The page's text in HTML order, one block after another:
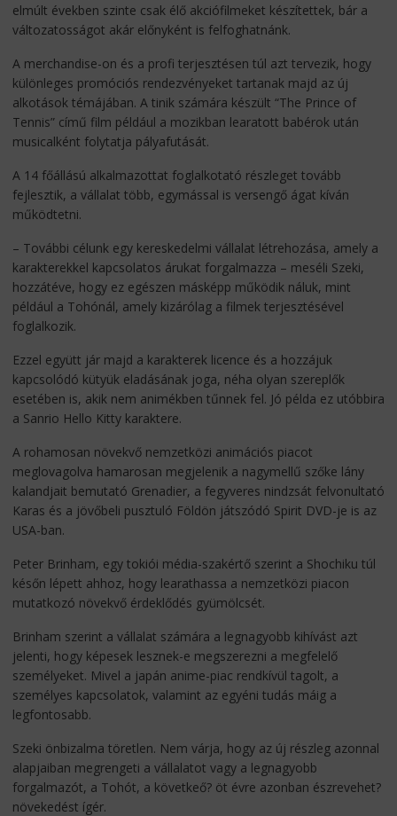
elmúlt években szinte csak élő akciófilmeket készítettek, bár a
változatosságot akár előnyként is felfoghatnánk.
A merchandise-on és a profi terjesztésen túl azt tervezik, hogy
különleges promóciós rendezvényeket tartanak majd az új
alkotások témájában. A tinik számára készült “The Prince of
Tennis” című film például a mozikban learatott babérok után
musicalként folytatja pályafutását.
A 14 főállású alkalmazottat foglalkotató részleget tovább
fejlesztik, a vállalat több, egymással is versengő ágat kíván
működtetni.
– További célunk egy kereskedelmi vállalat létrehozása, amely a
karakterekkel kapcsolatos árukat forgalmazza – meséli Szeki,
hozzátéve, hogy ez egészen másképp működik náluk, mint
például a Tohónál, amely kizárólag a filmek terjesztésével
foglalkozik.
Ezzel együtt jár majd a karakterek licence és a hozzájuk
kapcsolódó kütyük eladásának joga, néha olyan szereplők
esetében is, akik nem animékben tűnnek fel. Jó példa ez utóbbira
a Sanrio Hello Kitty karaktere.
A rohamosan növekvő nemzetközi animációs piacot
meglovagolva hamarosan megjelenik a nagymellű szőke lány
kalandjait bemutató Grenadier, a fegyveres nindzsát felvonultató
Karas és a jövőbeli pusztuló Földön játszódó Spirit DVD-je is az
USA-ban.
Peter Brinham, egy tokiói média-szakértő szerint a Shochiku túl
későn lépett ahhoz, hogy learathassa a nemzetközi piacon
mutatkozó növekvő érdeklődés gyümölcsét.
Brinham szerint a vállalat számára a legnagyobb kihívást azt
jelenti, hogy képesek lesznek-e megszerezni a megfelelő
személyeket. Mivel a japán anime-piac rendkívül tagolt, a
személyes kapcsolatok, valamint az egyéni tudás máig a
legfontosabb.
Szeki önbizalma töretlen. Nem várja, hogy az új részleg azonnal
alapjaiban megrengeti a vállalatot vagy a legnagyobb
forgalmazót, a Tohót, a követkeő? öt évre azonban észrevehet?
növekedést ígér.